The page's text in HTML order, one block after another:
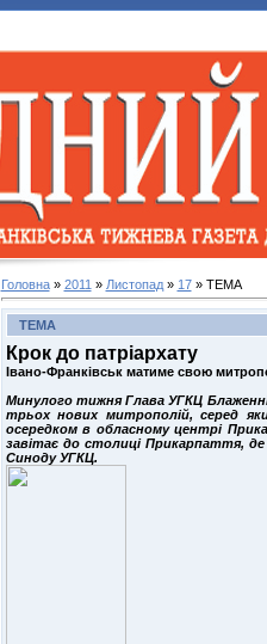
Головна» 2011 » Листопад » 17» ТЕМА
ТЕМА
Крок до патріархату
Івано-Франківськ матиме свою
Минулого тижня Глава УГКЦ
трьох нових митрополій, серед
осередком в обласному центрі
завітає до столиці Прикарпаття,
Синоду УГКЦ.